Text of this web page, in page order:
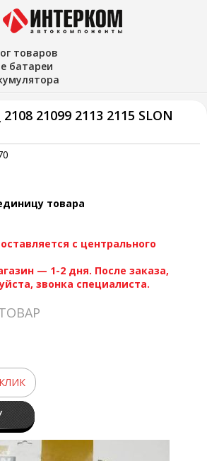
товаров
батареи
21099 2113 2115 SLON
товара
с центрального
— 1-2 дня. После заказа,
звонка специалиста.